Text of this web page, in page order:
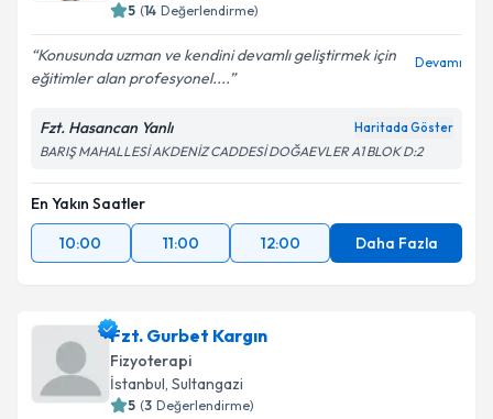
E-posta Adresiniz
Kişisel verilerimin işlenmesine ilişkin
Aydınlatma
Metni'ni okudum ve kişisel verilerimin belirtilen
Takvim Talebini Gönder
5 (14 Değerlendirme)
Konusunda uzman ve kendini devamlı geliştirmek için
eğitimler alan profesyonel....
Devamı
Fzt. Hasancan Yanlı Haritada Göster
BARIŞ MAHALLESİ AKDENİZ CADDESİ DOĞAEVLER A1 BLOK D:2
En Yakın Saatler
10:00
11:00 12:00 Daha Fazla
Fzt. Gurbet Kargın
Fizyoterapi
İstanbul, Sultangazi
5 (3 Değerlendirme)